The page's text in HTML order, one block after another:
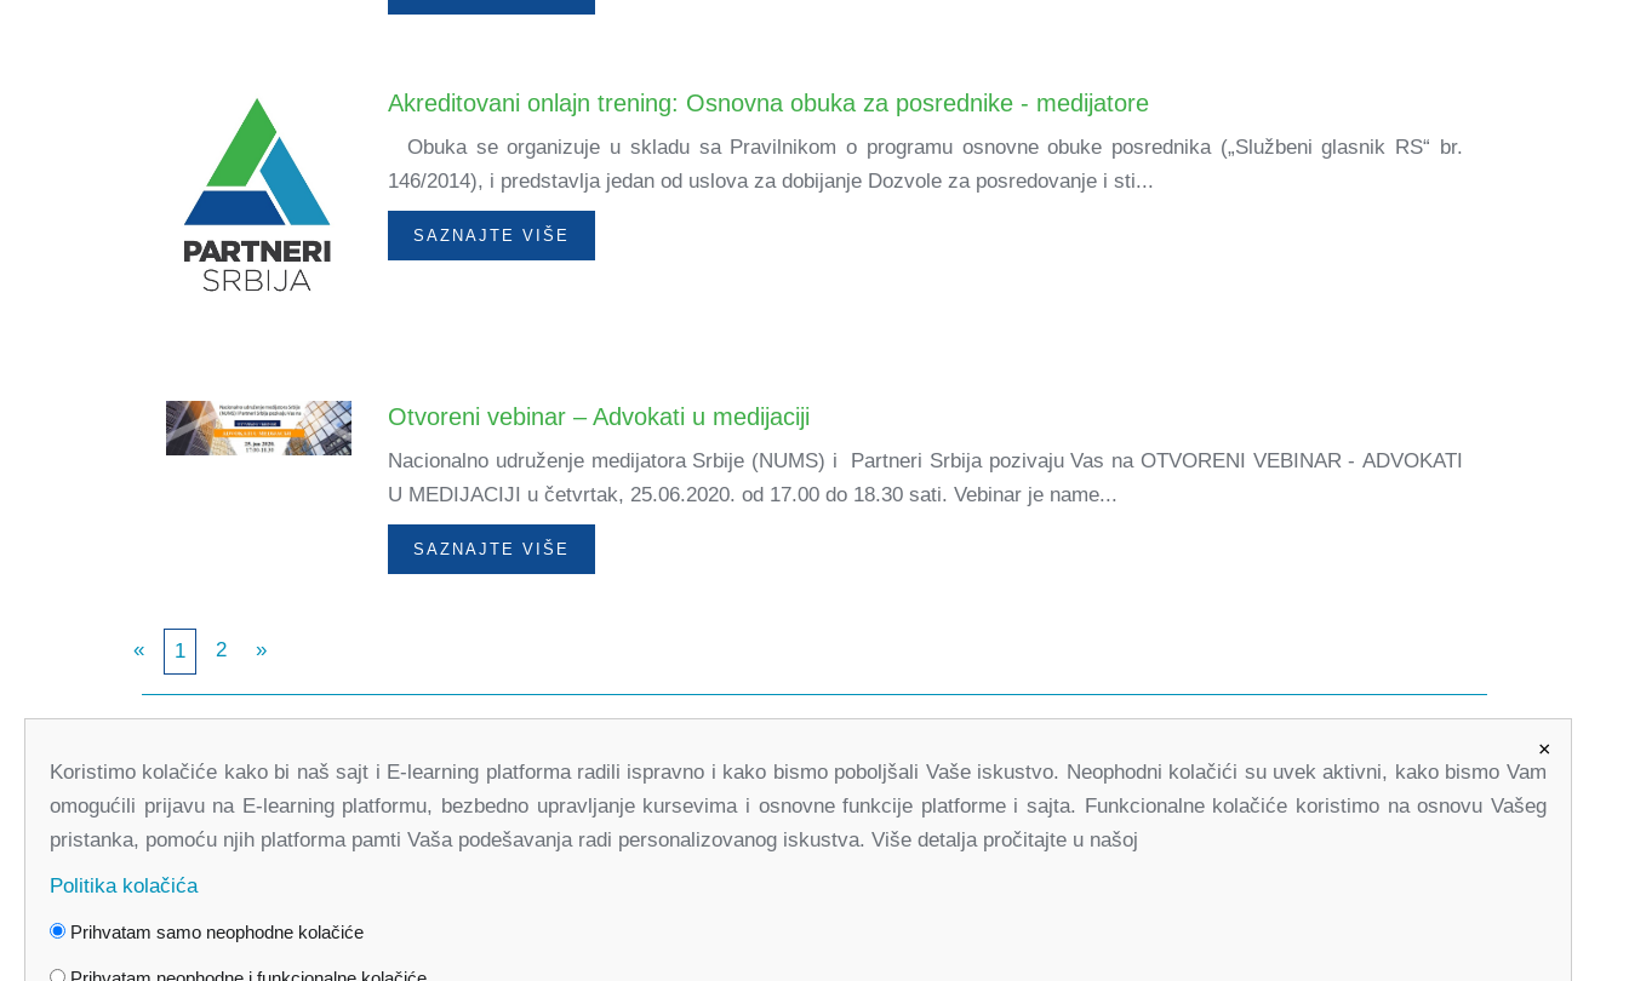
Akreditovani onlajn trening: Osnovna obuka za posrednike - medijatore
Obuka se organizuje u skladu sa Pravilnikom o programu osnovne obuke posrednika („Službeni glasnik RS“ br.
146/2014), i predstavlja jedan od uslova za dobijanje Dozvole za posredovanje i sti...
SAZNAJTE VIŠE
Otvoreni vebinar – Advokati u medijaciji
Nacionalno udruženje medijatora Srbije (NUMS) i Partneri Srbija pozivaju Vas na OTVORENI VEBINAR - ADVOKATI
U MEDIJACIJI u četvrtak, 25.06.2020. od 17.00 do 18.30 sati. Vebinar je name...
SAZNAJTE VIŠE
« 1 2 »
za demokratske promene
office@partners-serbia.org
(+381 11) 32 31 551, (+381 11) 32 31 552
Kralja Milana 10, 11000 Beograd, Srbija
×
Koristimo kolačiće kako bi naš sajt i E-learning platforma radili ispravno i kako bismo poboljšali Vaše iskustvo. Neophodni kolačići su uvek aktivni, kako bismo Vam
omogućili prijavu na E-learning platformu, bezbedno upravljanje kursevima i osnovne funkcije platforme i sajta. Funkcionalne kolačiće koristimo na osnovu Vašeg
pristanka, pomoću njih platforma pamti Vaša podešavanja radi personalizovanog iskustva. Više detalja pročitajte u našoj
Politika kolačića
Prihvatam samo neophodne kolačiće